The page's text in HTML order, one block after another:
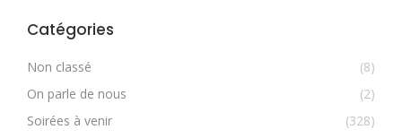
Catégories
Non classé
(8)
On parle de nous
(2)
Soirées à venir
(328)